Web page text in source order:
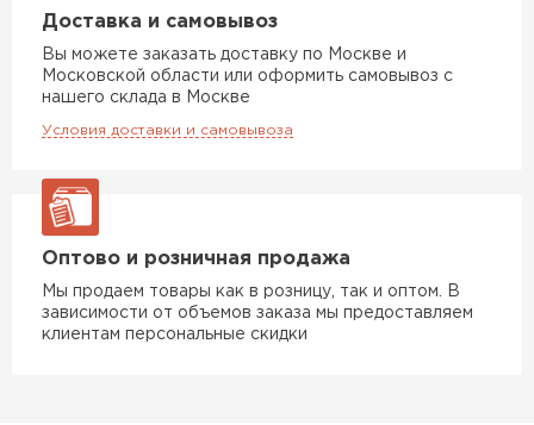
Доставка и самовывоз
Вы можете заказать доставку по Москве и
Московской области или оформить самовывоз с
нашего склада в Москве
Условия доставки и самовывоза
Оптово и розничная продажа
Мы продаем товары как в розницу, так и оптом. В
зависимости от объемов заказа мы предоставляем
клиентам персональные скидки
ПЕРЕЙТИ